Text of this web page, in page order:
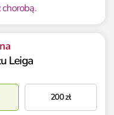
Leiga
200zł